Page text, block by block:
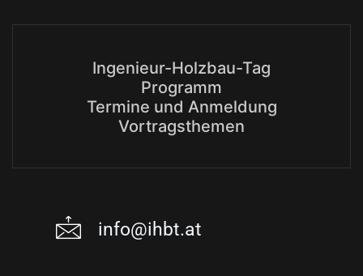
Ingenieur-Holzbau-Tag
Programm
Termine und Anmeldung
Vortragsthemen
info@ihbt.at